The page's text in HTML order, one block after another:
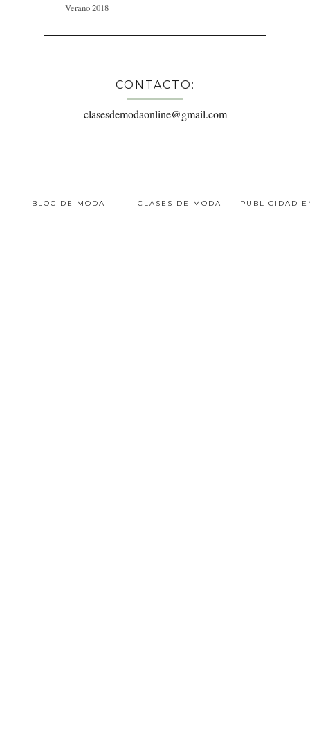
Verano 2018
CONTACTO:
clasesdemodaonline@gmail.com
BLOC DE MODA CLASES DE MODA PUBLICIDAD